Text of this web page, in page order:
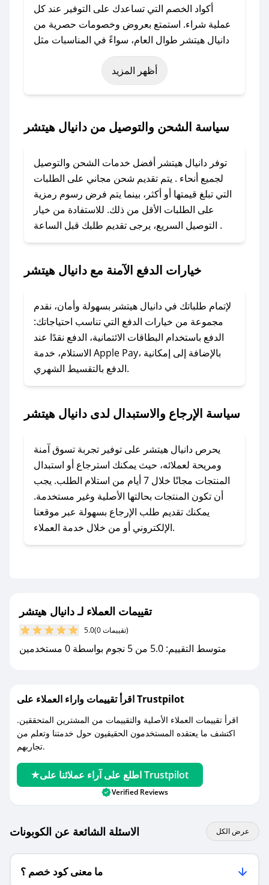
أكواد الخصم التي تساعدك على التوفير عند كل
عملية شراء. استمتع بعروض وخصومات حصرية من
دانيال هيتشر طوال العام، سواءً في المناسبات مثل
عيد الفطر، عيد الأضحى، الجمعة البيضاء (شهر
نوفمبر)، رمضان، اليوم الوطني، يوم التأسيس، أو
حتى عروض خاصة أخرى.
باستخدام تطبيق صحصح، يمكنك العثور بسهولة على
الكوبون، تواصل معنا عبر تويتر أو البريد الإلكتروني
لإضافته بسرعة.
### كيفية استخدام كود خصم دانيال هيتشر؟
1. انسخ كود الخصم من تطبيق صحصح.
2. الصقه في خانة الدفع عند التسوق من دانيال
لا تقلق! يمكنك التواصل مع فريق دعم صحصح عبر
الرسائل الخاصة على تويتر أو البريد الإلكتروني،
وسنقوم بحل المشكلة في أسرع وقت ممكن.
### ماذا أفعل إذا لم أجد كود خصم لمتجري
المفضل؟
مراسلتنا مباشرة وسنعمل على توفير الكوبونات في
### كيف تحصل على كوبونات خصم حصرية من
دانيال هيتشر؟
للحصول على كوبونات وخصومات حصرية، قم بما
يلي:
- اضغط على أيقونة متابعة لمتجر دانيال هيتشر في
مع صحصح، تسوق بذكاء ووفّر على كل مشترياتك مع
كوبونات خصم حصرية من دانيال هيتشر!
أظهر المزيد
سياسة الشحن والتوصيل من دانيال هيتشر
توفر دانيال هيتشر أفضل خدمات الشحن والتوصيل
لجميع أنحاء . يتم تقديم شحن مجاني على الطلبات
التي تبلغ قيمتها أو أكثر، بينما يتم فرض رسوم رمزية
على الطلبات الأقل من ذلك. للاستفادة من خيار
التوصيل السريع، يرجى تقديم طلبك قبل الساعة .
خيارات الدفع الآمنة مع دانيال هيتشر
لإتمام طلباتك في دانيال هيتشر بسهولة وأمان، نقدم
مجموعة من خيارات الدفع التي تناسب احتياجاتك:
الدفع باستخدام البطاقات الائتمانية، الدفع نقدًا عند
الاستلام، خدمة Apple Pay، بالإضافة إلى إمكانية
الدفع بالتقسيط الشهري.
سياسة الإرجاع والاستبدال لدى دانيال هيتشر
يحرص دانيال هيتشر على توفير تجربة تسوق آمنة
ومريحة لعملائه، حيث يمكنك استرجاع أو استبدال
المنتجات مجانًا خلال 7 أيام من استلام الطلب. يجب
أن تكون المنتجات بحالتها الأصلية وغير مستخدمة.
يمكنك تقديم طلب الإرجاع بسهولة عبر موقعنا
الإلكتروني أو من خلال خدمة العملاء.
تقييمات العملاء لـ دانيال هيتشر
5.0 (0 تقييمات)
متوسط التقييم: 5.0 من 5 نجوم بواسطة 0 مستخدمين
اقرأ تقييمات واراء العملاء على Trustpilot
اقرأ تقييمات العملاء الأصلية والتقييمات من المشترين المتحققين.
اكتشف ما يعتقده المستخدمون الحقيقيون حول خدمتنا وتعلم من
تجاربهم.
اطلع على آراء عملائنا على Trustpilot
Verified Reviews
الاسئلة الشائعة عن الكوبونات عرض الكل
ما معنى كود خصم ؟